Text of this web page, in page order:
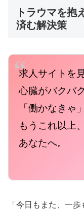
トラウマを抱
済む解決策
求人サイトを
心臓がバクバ
「働かなきゃ
もうこれ以上
あなたへ。
「今日もまた、一